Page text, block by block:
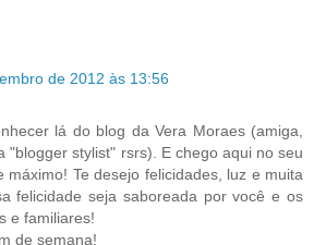
de 2012 às 13:56
lá do blog da Vera Moraes (amiga,
"blogger stylist" rsrs). E chego aqui no seu
máximo! Te desejo felicidades, luz e muita
felicidade seja saboreada por você e os
e familiares!
de semana!